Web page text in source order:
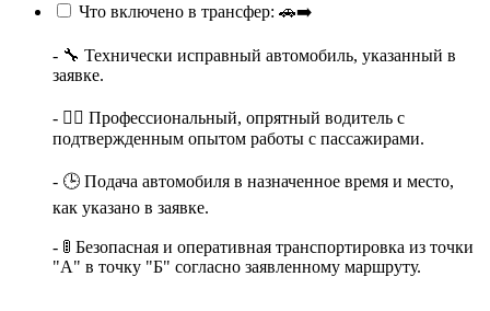
Что включено в трансфер: 🚗➡️
- 🔧 Технически исправный автомобиль, указанный в
заявке.
- 👨‍✈️ Профессиональный, опрятный водитель с
подтвержденным опытом работы с пассажирами.
- 🕒 Подача автомобиля в назначенное время и место,
как указано в заявке.
- 🚦 Безопасная и оперативная транспортировка из точки
"А" в точку "Б" согласно заявленному маршруту.